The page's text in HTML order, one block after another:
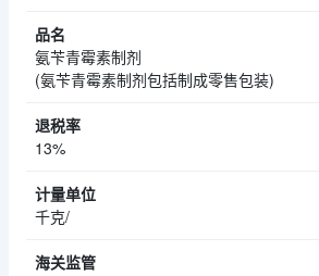
氨苄青霉素制剂
(氨苄青霉素制剂包括制成零售包装)
13%
千克/